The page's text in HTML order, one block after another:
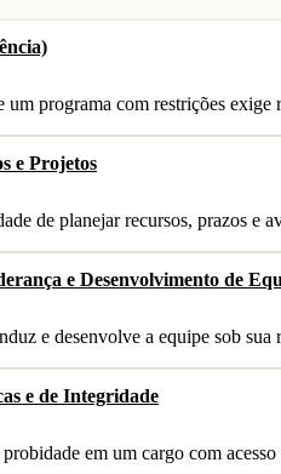
um programa com restrições exige
e Projetos
de planejar recursos, prazos e
e Desenvolvimento de
e desenvolve a equipe sob sua
e de Integridade
em um cargo com